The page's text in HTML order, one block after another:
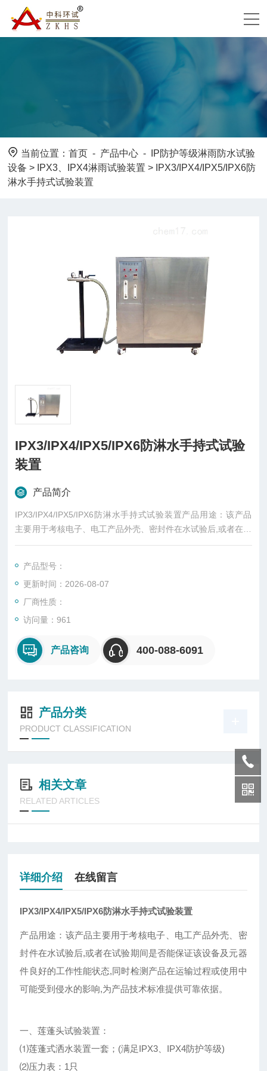
当前位置：首页 - 产品中心 -
IP防护等级淋雨防水试验
设备 > IPX3、IPX4淋雨试验装置 > IPX3/IPX4/IPX5/IPX6防
淋水手持式试验装置
IPX3/IPX4/IPX5/IPX6防淋水手持式试验
装置
产品简介
IPX3/IPX4/IPX5/IPX6防淋水手持式试验装置产品用途：该产品
主要用于考核电子、电工产品外壳、密封件在水试验后,或者在试
验期间是否能保证该设备及元器件良好的工作性能状态,同时检测
供可靠依据。
产品型号：
更新时间：2026-08-07
厂商性质：
访问量：961
产品咨询 400-088-6091
产品分类
PRODUCT CLASSIFICATION
相关文章
RELATED ARTICLES
详细介绍 在线留言
IPX3/IPX4/IPX5/IPX6防淋水手持式试验装置
产品用途：该产品主要用于考核电子、电工产品外壳、密
封件在水试验后,或者在试验期间是否能保证该设备及元器
件良好的工作性能状态,同时检测产品在运输过程或使用中
可能受到侵水的影响,为产品技术标准提供可靠依据。
一、莲蓬头试验装置：
⑴莲蓬式洒水装置一套；(满足IPX3、IPX4防护等级)
⑵压力表：1只